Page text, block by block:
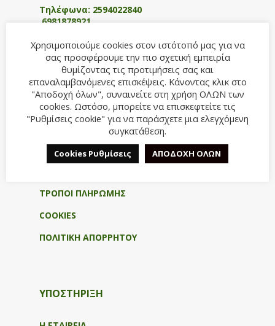
Τηλέφωνα: 2594022840
6981878921
E-mail: info@myhappykids.gr
ΧΡΗΣΙΜΑ LINKS
ΟΡΟΙ ΧΡΗΣΗΣ
ΠΟΛΙΤΙΚΗ ΕΠΙΣΤΡΟΦΩΝ
ΤΡΟΠΟΙ ΠΛΗΡΩΜΗΣ
COOKIES
ΠΟΛΙΤΙΚΗ ΑΠΟΡΡΗΤΟΥ
ΥΠΟΣΤΉΡΙΞΗ
Χρησιμοποιούμε cookies στον ιστότοπό μας για να
σας προσφέρουμε την πιο σχετική εμπειρία
θυμίζοντας τις προτιμήσεις σας και
επαναλαμβανόμενες επισκέψεις. Κάνοντας κλικ στο
"Αποδοχή όλων", συναινείτε στη χρήση ΟΛΩΝ των
cookies. Ωστόσο, μπορείτε να επισκεφτείτε τις
"Ρυθμίσεις cookie" για να παράσχετε μια ελεγχόμενη
συγκατάθεση.
Cookies Ρυθμίσεις ΑΠΟΔΟΧΗ ΟΛΩΝ